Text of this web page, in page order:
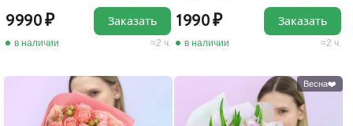
9990
в наличии 2 ч.
Заказать 1990
в наличии 2 ч.
Заказать
Весна❤️